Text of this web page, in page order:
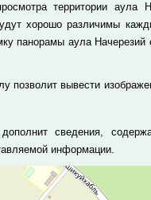
территории аула
хорошо различимы
панорамы аула
позволит вывести
сведения,
информации.